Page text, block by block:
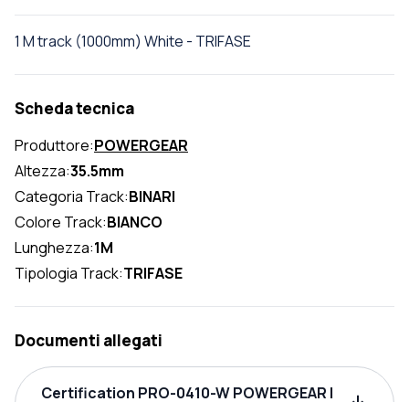
1 M track (1000mm) White - TRIFASE
Scheda tecnica
Produttore:POWERGEAR
Altezza:35.5mm
Categoria Track:BINARI
Colore Track:BIANCO
Lunghezza:1M
Tipologia Track:TRIFASE
Documenti allegati
Certification PRO-0410-W POWERGEAR |